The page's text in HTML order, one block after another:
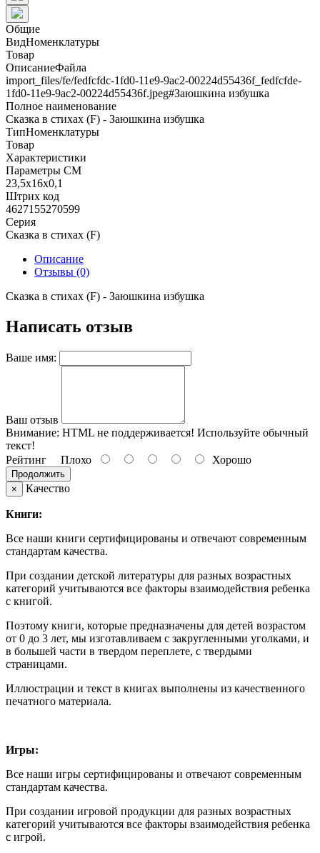
Общие
ВидНоменклатуры
Товар
ОписаниеФайла
import_files/fe/fedfcfdc-1fd0-11e9-9ac2-00224d55436f_fedfcfde-
1fd0-11e9-9ac2-00224d55436f.jpeg#Заюшкина избушка
Полное наименование
Сказка в стихах (F) - Заюшкина избушка
ТипНоменклатуры
Товар
Характеристики
Параметры СМ
23,5х16х0,1
Штрих код
4627155270599
Серия
Сказка в стихах (F)
Описание
Отзывы (0)
Сказка в стихах (F) - Заюшкина избушка
Написать отзыв
Ваше имя:
Ваш отзыв
Внимание: HTML не поддерживается! Используйте обычный
текст!
Рейтинг Плохо Хорошо
Продолжить
×
Качество
Книги:
Все наши книги сертифицированы и отвечают современным
стандартам качества.
При создании детской литературы для разных возрастных
категорий учитываются все факторы взаимодействия ребенка
с книгой.
Поэтому книги, которые предназначены для детей возрастом
от 0 до 3 лет, мы изготавливаем с закругленными уголками, и
в большей части в твердом переплете, с твердыми
страницами.
Иллюстрации и текст в книгах выполнены из качественного
печатного материала.
Игры:
Все наши игры сертифицированы и отвечают современным
стандартам качества.
При создании игровой продукции для разных возрастных
категорий учитываются все факторы взаимодействия ребенка
с игрой.